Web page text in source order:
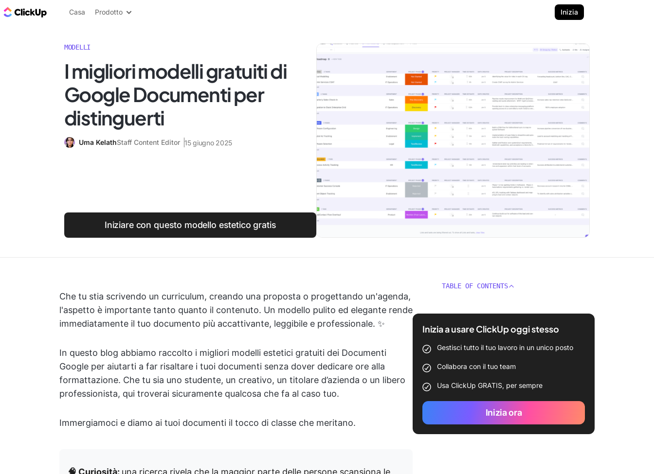
Blog di ClickUp
Casa Prodotto Inizia
MODELLI
I migliori modelli gratuiti di
Google Documenti per
distinguerti
Uma KelathStaff Content Editor 15 giugno 2025
Iniziare con questo modello estetico gratis
Che tu stia scrivendo un curriculum, creando una proposta o progettando un'agenda,
l'aspetto è importante tanto quanto il contenuto. Un modello pulito ed elegante rende
immediatamente il tuo documento più accattivante, leggibile e professionale. ✨
In questo blog abbiamo raccolto i migliori modelli estetici gratuiti dei Documenti
Google per aiutarti a far risaltare i tuoi documenti senza dover dedicare ore alla
formattazione. Che tu sia uno studente, un creativo, un titolare d’azienda o un libero
professionista, qui troverai sicuramente qualcosa che fa al caso tuo.
Immergiamoci e diamo ai tuoi documenti il tocco di classe che meritano.
🧠 Curiosità: una ricerca rivela che la maggior parte delle persone scansiona le
TABLE OF CONTENTS
Inizia a usare ClickUp oggi stesso
Gestisci tutto il tuo lavoro in un unico posto
Collabora con il tuo team
Usa ClickUp GRATIS, per sempre
Inizia ora